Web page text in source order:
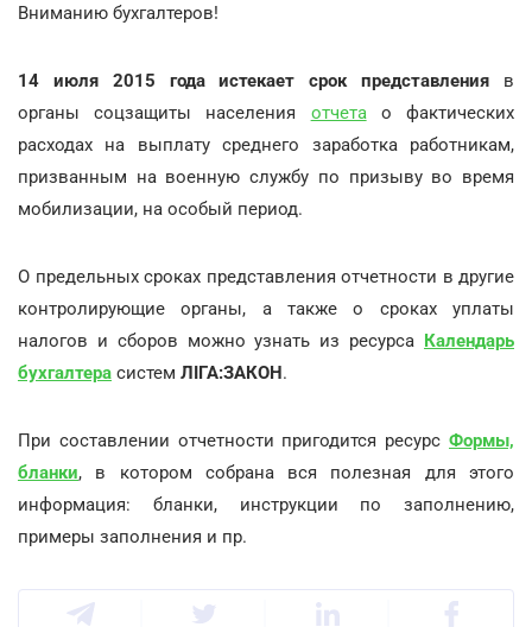
Вниманию бухгалтеров!
14 июля 2015 года истекает срок представления в
органы соцзащиты населения отчетао фактических
расходах на выплату среднего заработка работникам,
призванным на военную службу по призыву во время
мобилизации, на особый период.
О предельных сроках представления отчетности в другие
контролирующие органы, а также о сроках уплаты
налогов и сборов можно узнать из ресурса Календарь
бухгалтера систем ЛІГА:ЗАКОН.
При составлении отчетности пригодится ресурс Формы,
бланки, в котором собрана вся полезная для этого
информация: бланки, инструкции по заполнению,
примеры заполнения и пр.